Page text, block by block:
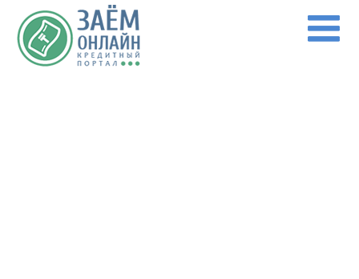
Перейти к основному содержанию